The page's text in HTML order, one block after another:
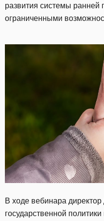
развития системы ранней
ограниченными
В ходе вебинара
государственной